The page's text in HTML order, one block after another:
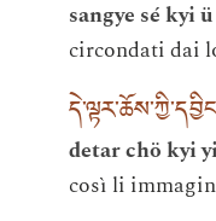
sangye sé kyi
circondati dai
detar chö kyi
così li